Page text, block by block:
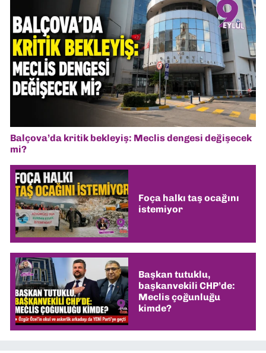
Balçova’da kritik bekleyiş: Meclis dengesi değişecek
mi?
Foça halkı taş ocağını
istemiyor
Başkan tutuklu,
başkanvekili CHP’de:
Meclis çoğunluğu
kimde?